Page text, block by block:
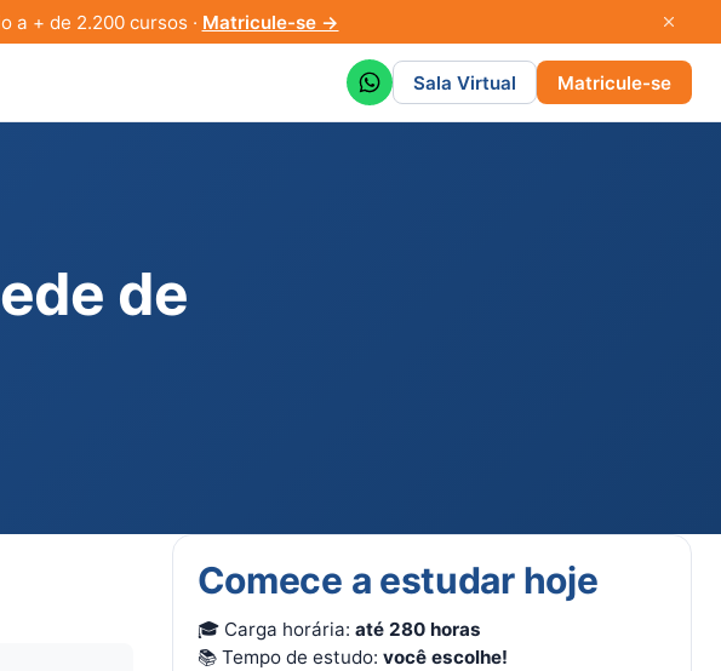
a + de 2.200 cursos · Matricule-se →
Sala Virtual Matricule-se
de
Comece a estudar hoje
🎓 Carga horária: até 280 horas
📚 Tempo de estudo: você escolhe!